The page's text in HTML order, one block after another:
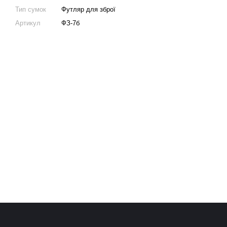
Тип сумок
Футляр для зброї
Артикул
ФЗ-7б